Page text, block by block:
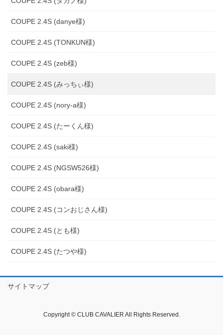
COUPE 2.4S (danye様)
COUPE 2.4S (TONKUN様)
COUPE 2.4S (zeb様)
COUPE 2.4S (みっちぃ様)
COUPE 2.4S (nory-a様)
COUPE 2.4S (たーくん様)
COUPE 2.4S (saki様)
COUPE 2.4S (NGSW526様)
COUPE 2.4S (obara様)
COUPE 2.4S (コンおじさん様)
COUPE 2.4S (とも様)
COUPE 2.4S (たつや様)
サイトマップ
Copyright © CLUB CAVALIER All Rights Reserved.